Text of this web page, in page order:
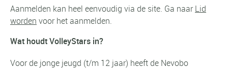
Aanmelden kan heel eenvoudig via de site. Ga naarLid
worden voor het aanmelden.
Wat houdt VolleyStars in?
Voor de jonge jeugd (t/m 12 jaar) heeft de Nevobo